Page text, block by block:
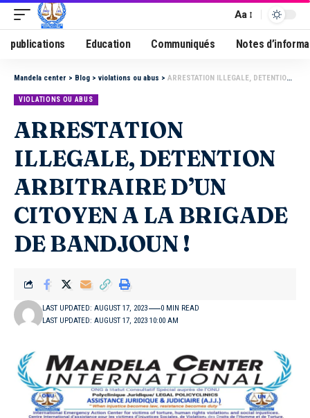
Aa
publications Education Communiqués Notes
Mandela center > Blog > violations ou abus > ARRESTATION ILLEGALE, DETENTION ARBITRAIRE D’UN CITOYEN A LA BRIGADE DE BANDJOUN !
VIOLATIONS OU ABUS
ARRESTATION
ILLEGALE, DETENTION
ARBITRAIRE D’UN
CITOYEN A LA BRIGADE
DE BANDJOUN !
LAST UPDATED: AUGUST 17, 2023 10:00 AM
LAST UPDATED: AUGUST 17, 2023 0 MIN READ